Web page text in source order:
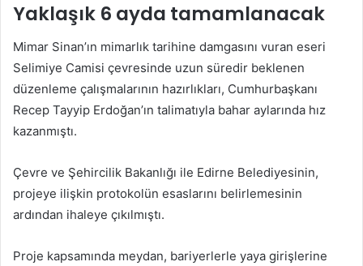
Yaklaşık 6 ayda tamamlanacak
Mimar Sinan’ın mimarlık tarihine damgasını vuran eseri
Selimiye Camisi çevresinde uzun süredir beklenen
düzenleme çalışmalarının hazırlıkları, Cumhurbaşkanı
Recep Tayyip Erdoğan’ın talimatıyla bahar aylarında hız
kazanmıştı.
Çevre ve Şehircilik Bakanlığı ile Edirne Belediyesinin,
projeye ilişkin protokolün esaslarını belirlemesinin
ardından ihaleye çıkılmıştı.
Proje kapsamında meydan, bariyerlerle yaya girişlerine